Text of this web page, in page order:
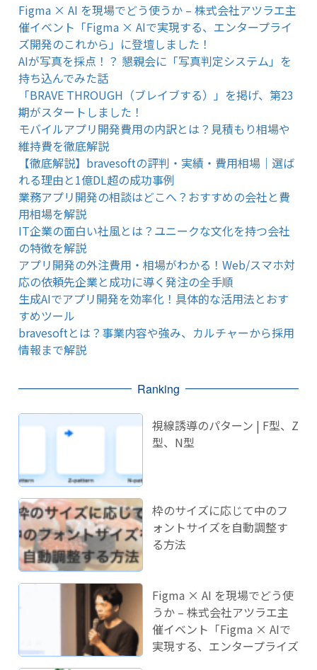
Figma × AI を現場でどう使うか – 株式会社アツラエ主
催イベント「Figma × AIで実現する、エンタープライ
ズ開発のこれから」に登壇しました！
AIが写真を採点！？ 懇親会に「写真判定システム」を
持ち込んでみた話
「BRAVE THROUGH（ブレイブする）」を掲げ、第23
期がスタートしました！
モバイルアプリ開発費用の内訳とは？見積もり相場や
維持費を徹底解説
【徹底解説】bravesoftの評判・実績・費用相場｜選ば
れる理由と1億DL超の成功事例
業務アプリ開発の相談はどこへ？おすすめの会社と費
用相場を解説
IT企業の面白い社風とは？ユニークな文化を持つ会社
の特徴を解説
アプリ開発の外注費用・相場がわかる！Web/スマホ対
応の依頼先企業と成功に導く発注の全手順
生成AIでアプリ開発を効率化！具体的な活用法とおす
すめツール
bravesoftとは？事業内容や強み、カルチャーから採用
情報まで解説
Ranking
視線誘導のパターン | F型、Z
型、N型
枠のサイズに応じて中のフ
ォントサイズを自動調整す
る方法
Figma × AI を現場でどう使
うか – 株式会社アツラエ主
催イベント「Figma × AIで
実現する、エンタープライズ